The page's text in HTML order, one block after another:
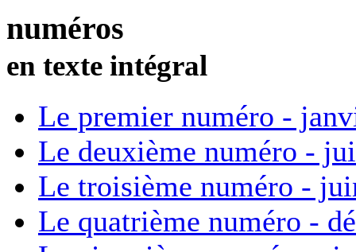
numéros
en texte intégral
Le premier numéro -
Le deuxième numéro -
Le troisième numéro -
Le quatrième numéro -